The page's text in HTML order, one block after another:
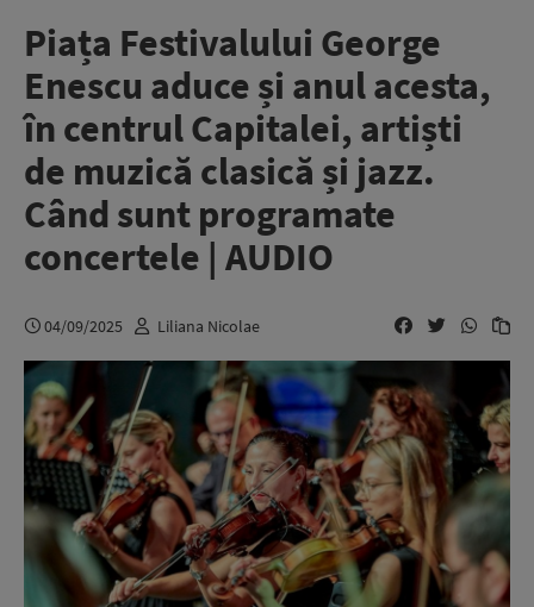
Piața Festivalului George
Enescu aduce și anul acesta,
în centrul Capitalei, artiști
de muzică clasică și jazz.
Când sunt programate
concertele | AUDIO
04/09/2025 Liliana Nicolae